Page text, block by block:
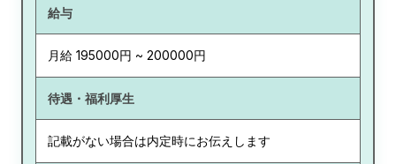
給与
月給 195000円 ~ 200000円
待遇・福利厚生
記載がない場合は内定時にお伝えします